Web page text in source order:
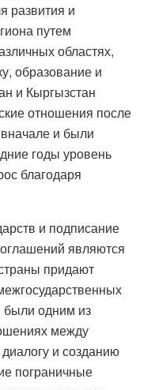
развития и
путем
областях,
образование и
и Кыргызстан
отношения после
и были
годы уровень
благодаря
и подписание
являются
придают
одним из
между
и созданию
пограничные